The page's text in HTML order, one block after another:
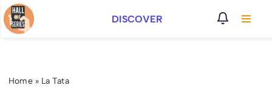
Vai
DISCOVER
Home» La Tata